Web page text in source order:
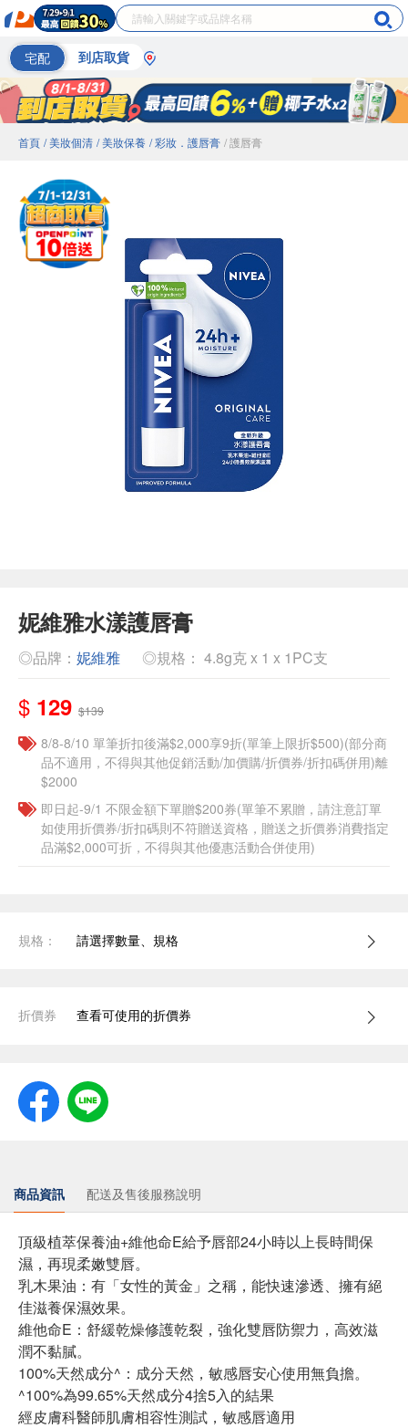
宅配 到店取貨
首頁 / 美妝個清 / 美妝保養 / 彩妝．護唇膏 / 護唇膏
妮維雅水漾護唇膏
◎品牌： 妮維雅 ◎規格： 4.8g克 x 1 x 1PC支
$ 129 $139
8/8-8/10 單筆折扣後滿$2,000享9折(單筆上限折$500)(部分商
品不適用，不得與其他促銷活動/加價購/折價券/折扣碼併用)離
$2000
即日起-9/1 不限金額下單贈$200券(單筆不累贈，請注意訂單
如使用折價券/折扣碼則不符贈送資格，贈送之折價券消費指定
品滿$2,000可折，不得與其他優惠活動合併使用)
規格： 請選擇數量、規格
折價券 查看可使用的折價券
商品資訊 配送及售後服務說明
頂級植萃保養油+維他命E給予唇部24小時以上長時間保
濕，再現柔嫩雙唇。
乳木果油：有「女性的黃金」之稱，能快速滲透、擁有絕
佳滋養保濕效果。
維他命E：舒緩乾燥修護乾裂，強化雙唇防禦力，高效滋
潤不黏膩。
100%天然成分^：成分天然，敏感唇安心使用無負擔。
^100%為99.65%天然成分4捨5入的結果
經皮膚科醫師肌膚相容性測試，敏感唇適用